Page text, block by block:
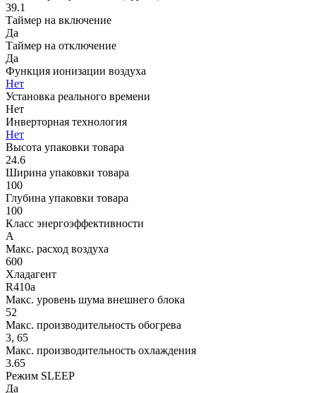
39.1
Таймер на включение
Да
Таймер на отключение
Да
Функция ионизации воздуха
Нет
Установка реального времени
Нет
Инверторная технология
Нет
Высота упаковки товара
24.6
Ширина упаковки товара
100
Глубина упаковки товара
100
Класс энергоэффективности
A
Макс. расход воздуха
600
Хладагент
R410a
Макс. уровень шума внешнего блока
52
Макс. производительность обогрева
3, 65
Макс. производительность охлаждения
3.65
Режим SLEEP
Да